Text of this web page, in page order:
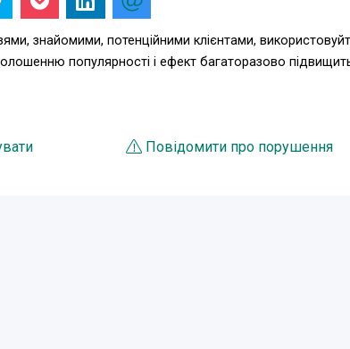
знайомими, потенційними клієнтами,
популярності і ефект багаторазово
Повідомити про порушення